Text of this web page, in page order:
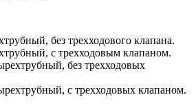
без трехходового клапана.
с трехходовым клапаном.
без трехходовых
c трехходовых клапаном.